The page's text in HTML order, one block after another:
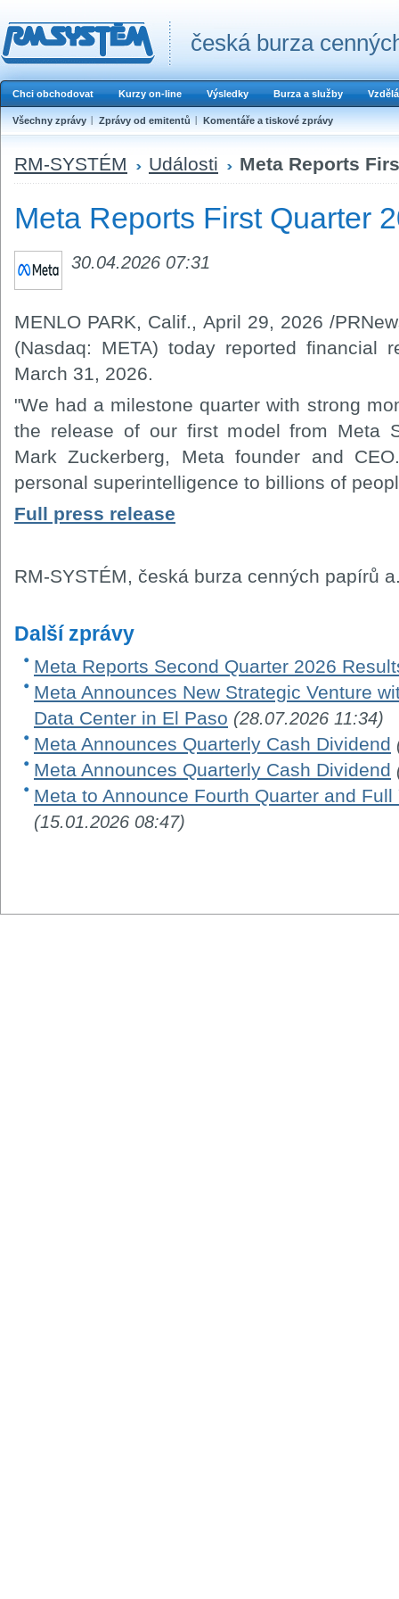
česká burza
Chci obchodovat Kurzy on-line Výsledky Burza a služby
Všechny zprávy Zprávy od emitentů Komentáře a tiskové zprávy
RM-SYSTÉM Události Meta Reports
Meta Reports First Quarter
30.04.2026 07:31
MENLO PARK, Calif., April 29, 2026 /
(Nasdaq: META) today reported financial
March 31, 2026.
"We had a milestone quarter with strong
the release of our first model from Meta
Mark Zuckerberg, Meta founder and
personal superintelligence to billions of
Full press release
RM-SYSTÉM, česká burza cenných papírů
Další zprávy
Meta Reports Second Quarter 2026
Meta Announces New Strategic Venture
Data Center in El Paso (28.07.2026 11:34)
Meta Announces Quarterly Cash Dividend
Meta Announces Quarterly Cash Dividend
Meta to Announce Fourth Quarter and
(15.01.2026 08:47)